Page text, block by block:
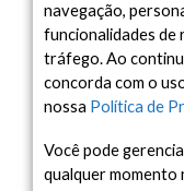
Arquivo
Arquivo
navegação,
funcionalidades de
tráfego. Ao
concorda com o
nossa Política de
Você pode
qualquer momento